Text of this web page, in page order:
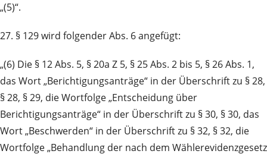
„(5)“.
27. § 129 wird folgender Abs. 6 angefügt:
„(6) Die § 12 Abs. 5, § 20a Z 5, § 25 Abs. 2 bis 5, § 26 Abs. 1,
das Wort „Berichtigungsanträge“ in der Überschrift zu § 28,
§ 28, § 29, die Wortfolge „Entscheidung über
Berichtigungsanträge“ in der Überschrift zu § 30, § 30, das
Wort „Beschwerden“ in der Überschrift zu § 32, § 32, die
Wortfolge „Behandlung der nach dem Wählerevidenzgesetz